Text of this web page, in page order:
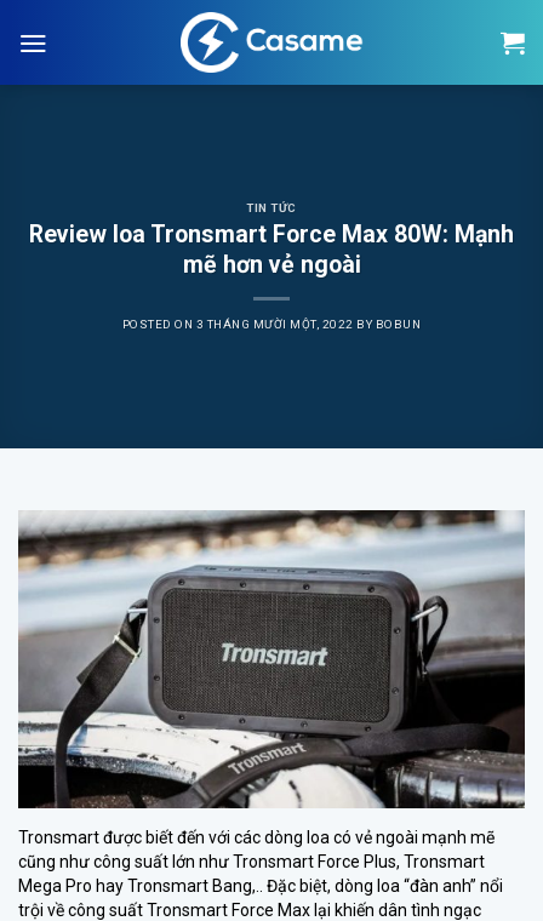
TIN TỨC
Review loa Tronsmart Force Max 80W: Mạnh
mẽ hơn vẻ ngoài
POSTED ON 3 THÁNG MƯỜI MỘT, 2022 BY BOBUN
Tronsmartđược biết đến với các dòng loa có vẻ ngoài mạnh mẽ
cũng như công suất lớn nhưTronsmart Force Plus, Tronsmart
Mega Pro hay Tronsmart Bang,.. Đặc biệt, dòng loa “đàn anh” nổi
trội về công suất Tronsmart Force Max lại khiến dân tình ngạc